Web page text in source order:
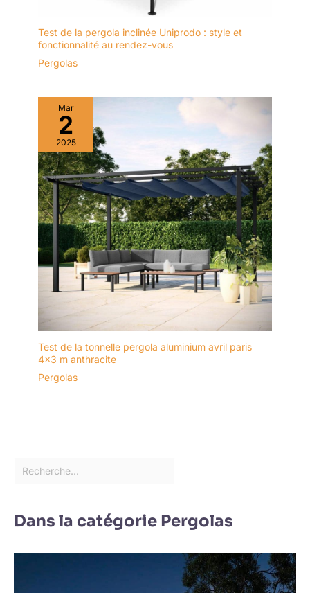
Test de la pergola inclinée Uniprodo : style et
fonctionnalité au rendez-vous
Pergolas
Mar
2
2025
Test de la tonnelle pergola aluminium avril paris
4×3 m anthracite
Pergolas
Dans la catégorie Pergolas